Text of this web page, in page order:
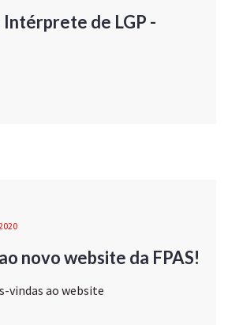
Intérprete de LGP -
novo website da FPAS!
vindas ao website